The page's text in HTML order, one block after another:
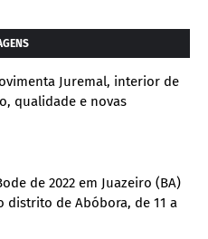
Juremal, interior de
qualidade e novas
de 2022 em Juazeiro (BA)
distrito de Abóbora, de 11 a